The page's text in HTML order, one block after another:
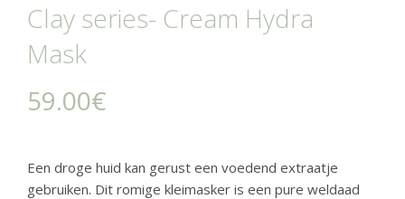
Clay series- Cream Hydra
Mask
59.00€
Een droge huid kan gerust een voedend extraatje
gebruiken. Dit romige kleimasker is een pure weldaad